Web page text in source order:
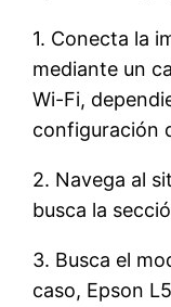
1. Conecta la
mediante un
Wi-Fi,
configuración
2. Navega al
busca la
3. Busca el
caso, Epson